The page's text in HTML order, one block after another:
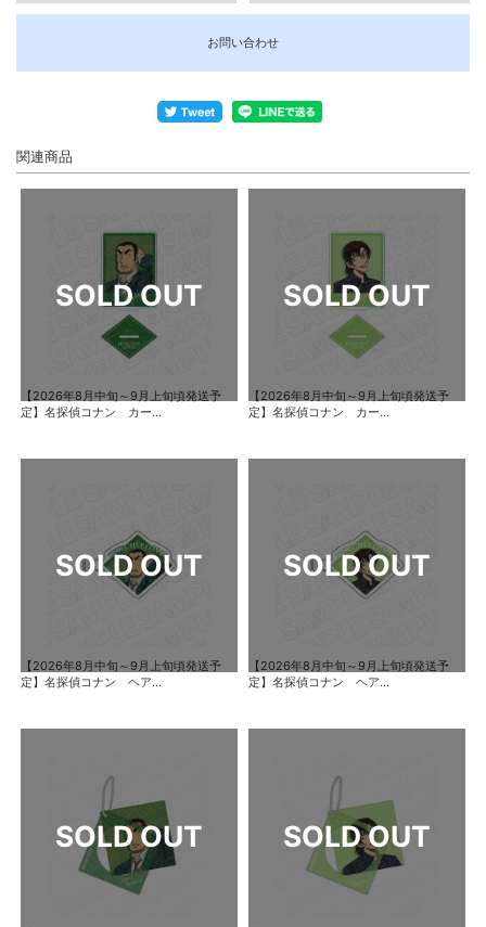
お問い合わせ
関連商品
【2026年8月中旬～9月上旬頃発送予
定】名探偵コナン カー...
【2026年8月中旬～9月上旬頃発送予
定】名探偵コナン カー...
【2026年8月中旬～9月上旬頃発送予
定】名探偵コナン ヘア...
【2026年8月中旬～9月上旬頃発送予
定】名探偵コナン ヘア...